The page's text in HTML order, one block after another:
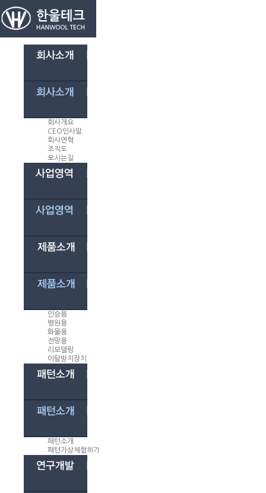
회사개요
CEO인사말
회사연혁
조직도
오시는길
인승용
병원용
화물용
전망용
리모델링
이탈방지장치
패턴소개
패턴가상체험하기